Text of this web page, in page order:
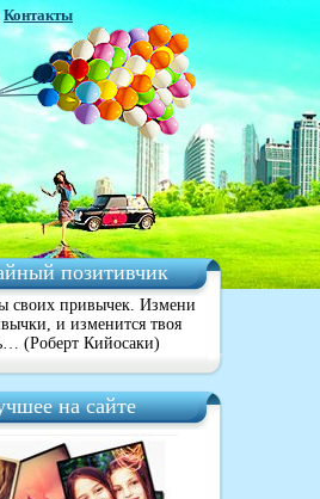
Контакты
позитивчик
привычек. Измени
и изменится твоя
(Роберт Кийосаки)
на сайте